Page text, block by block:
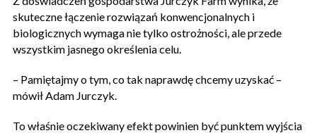
skuteczne łączenie rozwiązań konwencjonalnych i
biologicznych wymaga nie tylko ostrożności, ale przede
wszystkim jasnego określenia celu.
– Pamiętajmy o tym, co tak naprawdę chcemy uzyskać –
mówił Adam Jurczyk.
To właśnie oczekiwany efekt powinien być punktem wyjścia